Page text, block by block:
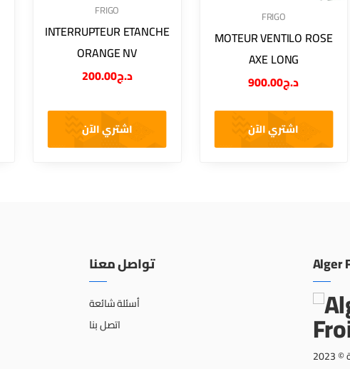
FRIGO
INTERRUPTEUR ETANCHE
ORANGE NV
د.ج200.00
اشتري الآن
FRIGO
MOTEUR VENTILO ROSE
AXE LONG
د.ج900.00
اشتري الآن
تواصل معنا
أسئلة شائعة
اتصل بنا
Alger